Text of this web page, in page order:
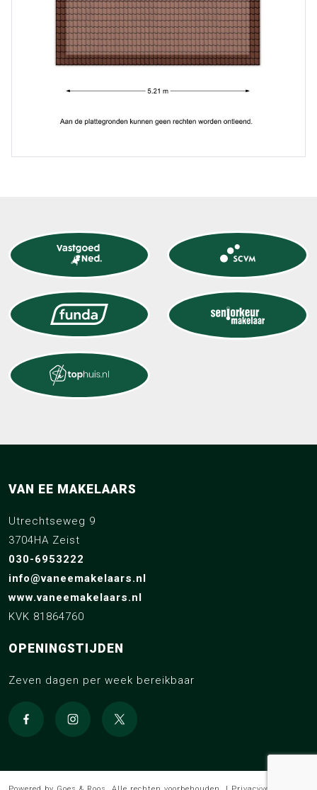
VAN EE MAKELAARS
Utrechtseweg 9
3704HA Zeist
030-6953222
info@vaneemakelaars.nl
www.vaneemakelaars.nl
KVK 81864760
OPENINGSTIJDEN
Zeven dagen per week bereikbaar